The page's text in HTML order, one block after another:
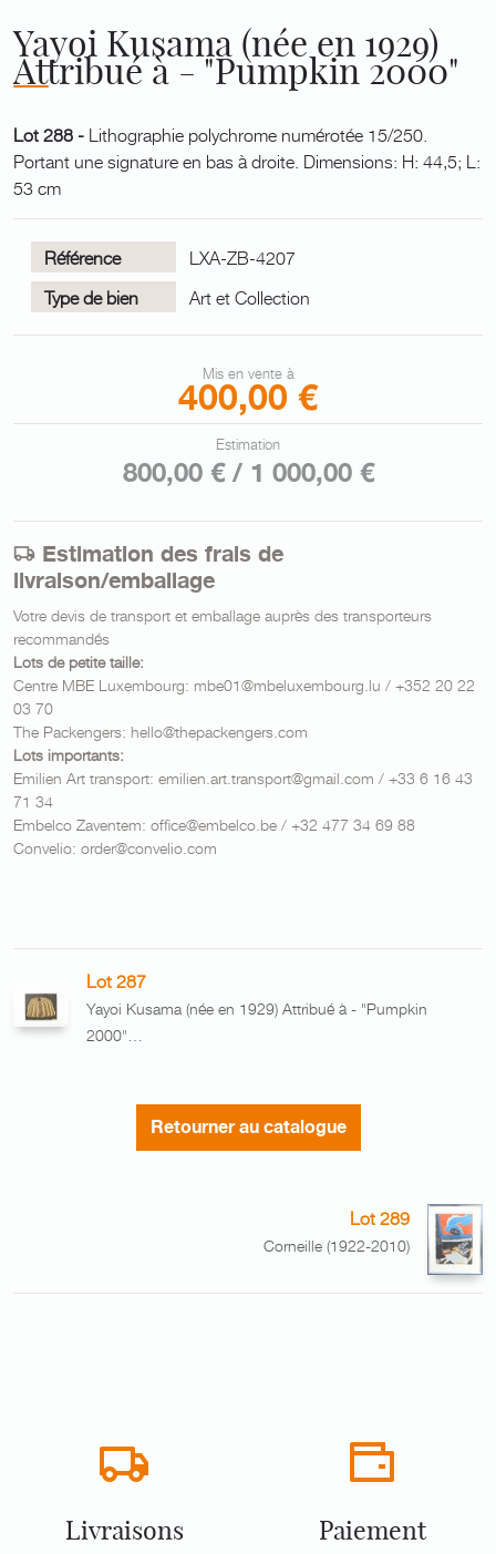
Yayoi Kusama (née en 1929)
Attribué à - "Pumpkin 2000"
Lot 288 - Lithographie polychrome numérotée 15/250.
Portant une signature en bas à droite. Dimensions: H: 44,5; L:
53 cm
Référence
LXA-ZB-4207
Type de bien
Art et Collection
Mis en vente à
400,00 €
Estimation
800,00 € / 1 000,00 €
Estimation des frais de
livraison/emballage
Votre devis de transport et emballage auprès des transporteurs
recommandés
Lots de petite taille:
Centre MBE Luxembourg: mbe01@mbeluxembourg.lu / +352 20 22
03 70
The Packengers: hello@thepackengers.com
Lots importants:
Emilien Art transport: emilien.art.transport@gmail.com / +33 6 16 43
71 34
Embelco Zaventem: office@embelco.be / +32 477 34 69 88
Convelio: order@convelio.com
Lot 287
Yayoi Kusama (née en 1929) Attribué à - "Pumpkin
2000"…
Retourner au catalogue
Lot 289
Corneille (1922-2010)
Livraisons Paiement